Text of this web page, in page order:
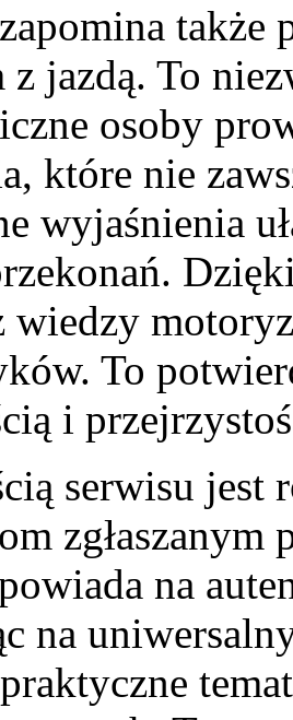
z jazdą. To
osoby
które nie
wyjaśnienia
wiedzy
To
i
serwisu jest
na
na